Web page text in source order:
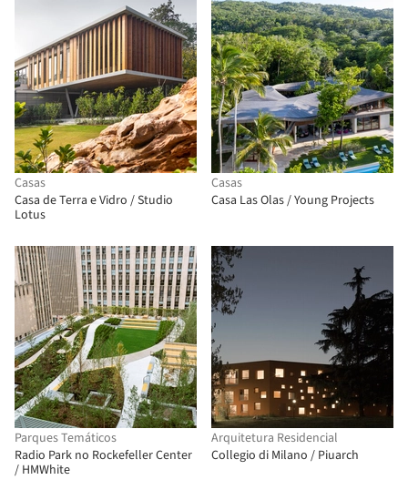
Casas
Casa de Terra e Vidro / Studio
Lotus
Casas
Casa Las Olas / Young Projects
Parques Temáticos
Radio Park no Rockefeller Center
/ HMWhite
Arquitetura Residencial
Collegio di Milano / Piuarch